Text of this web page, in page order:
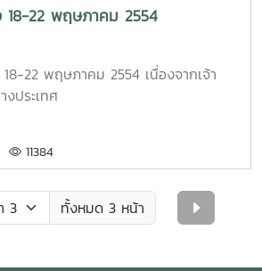
18-22 พฤษภาคม 2554
22 พฤษภาคม 2554 เนื่องจากเจ้า
ประเทศ
11384
ทั้งหมด 3 หน้า